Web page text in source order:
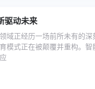
驱动未来
域正经历一场前所未有的
模式正在被颠覆并重构。